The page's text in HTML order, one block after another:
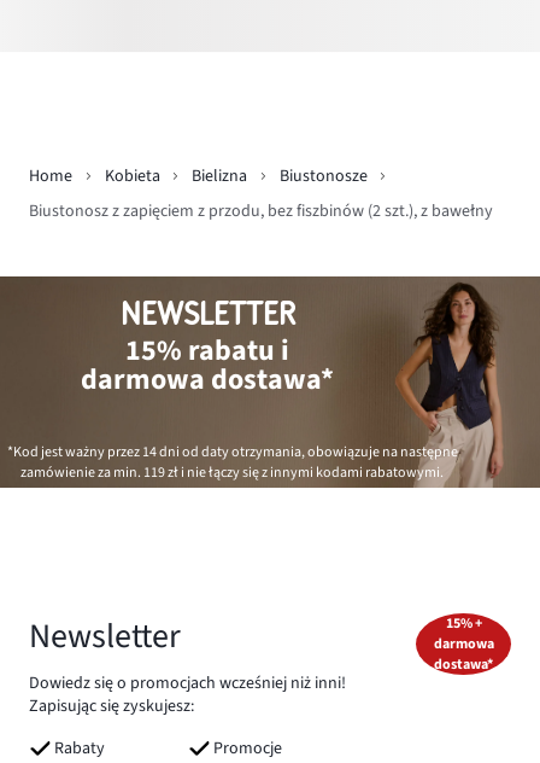
Home Kobieta Bielizna
Biustonosze
Biustonosz z zapięciem z przodu, bez fiszbinów (2 szt.), z bawełny
NEWSLETTER
15% rabatu i
darmowa dostawa*
*Kod jest ważny przez 14 dni od daty otrzymania, obowiązuje na następne
zamówienie za min. 119 złi nie łączy się z innymi kodami rabatowymi.
Newsletter
Dowiedz się o promocjach wcześniej niż inni!
Zapisując się zyskujesz:
Rabaty
Promocje
15% +
darmowa
dostawa*